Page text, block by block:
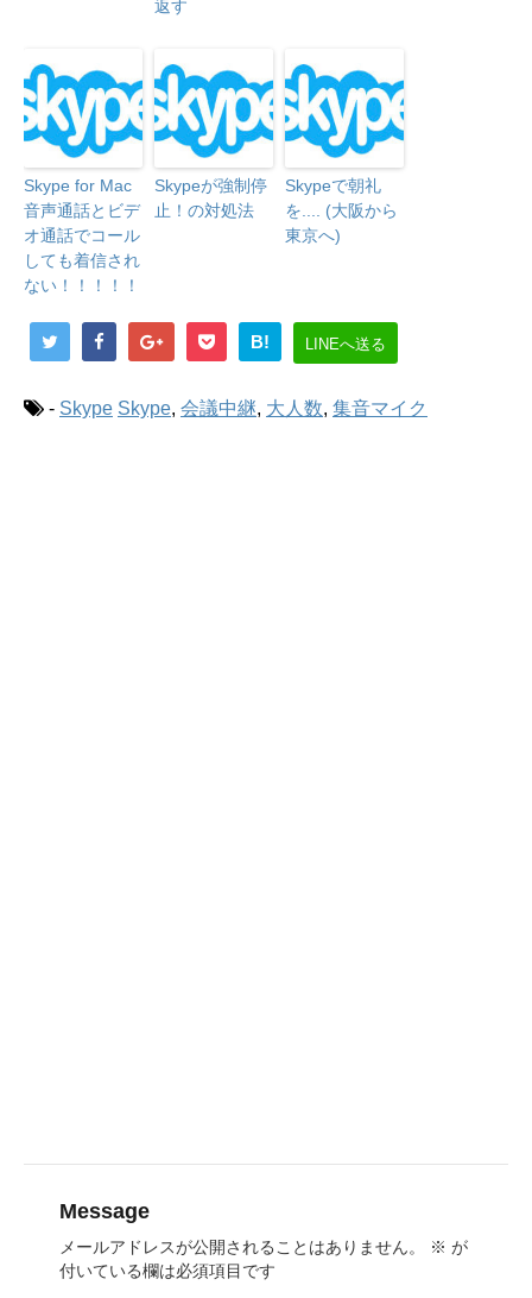
返す
Skype for Mac
音声通話とビデ
オ通話でコール
しても着信され
ない！！！！！
Skypeが強制停
止！の対処法
Skypeで朝礼
を.... (大阪から
東京へ)
B! LINEへ送る
- Skype Skype, 会議中継, 大人数, 集音マイク
Message
メールアドレスが公開されることはありません。 ※ が
付いている欄は必須項目です